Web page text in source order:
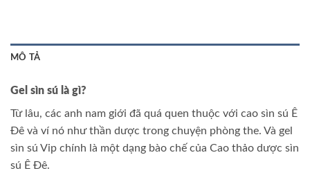
MÔ TẢ
Gel sìn sú là gì?
Từ lâu, các anh nam giới đã quá quen thuộc với cao sìn sú Ê
Đê và ví nó như thần dược trong chuyện phòng the. Và gel
sìn sú Vip chính là một dạng bào chế của Cao thảo dược sìn
sú Ê Đê.